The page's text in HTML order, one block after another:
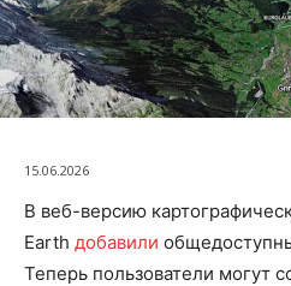
15.06.2026
В веб-версию
Earth добавили
Теперь пользователи могут